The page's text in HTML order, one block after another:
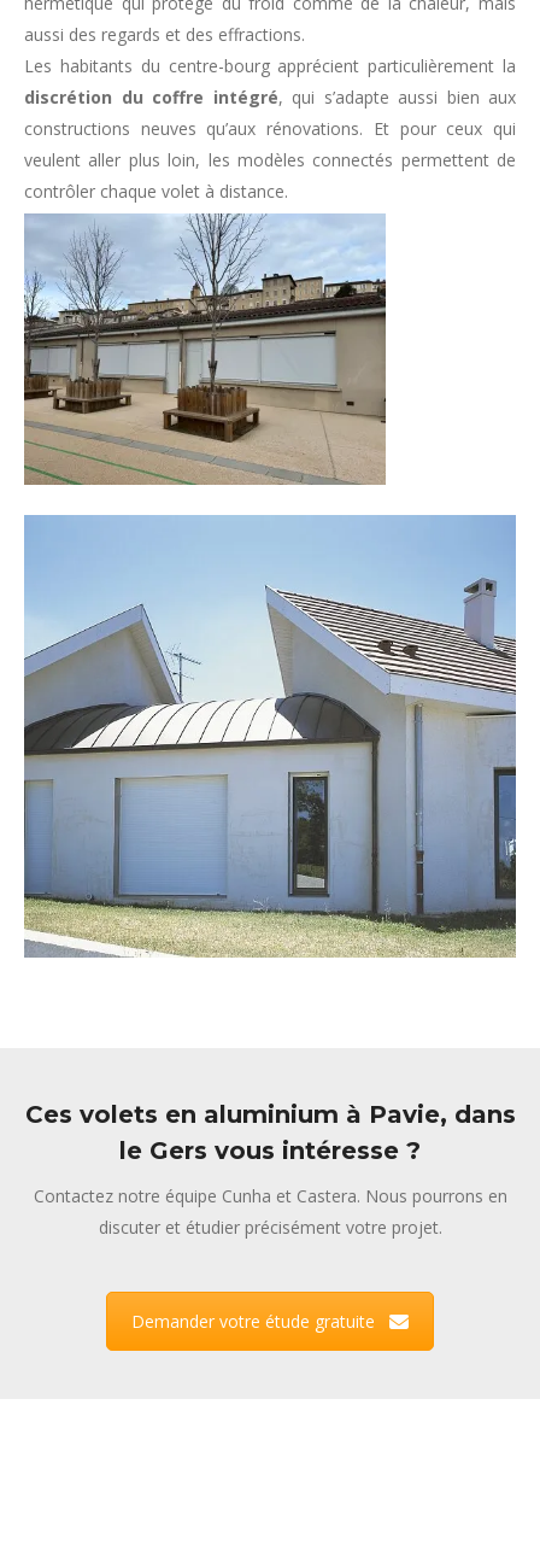
aussi des regards et des effractions.
Les habitants du centre-bourg apprécient particulièrement la
discrétion du coffre intégré, qui s’adapte aussi bien aux
constructions neuves qu’aux rénovations. Et pour ceux qui
veulent aller plus loin, les modèles connectés permettent de
contrôler chaque volet à distance.
Ces volets en aluminium à Pavie, dans
le Gers vous intéresse ?
Contactez notre équipe Cunha et Castera. Nous pourrons en
discuter et étudier précisément votre projet.
Demander votre étude gratuite